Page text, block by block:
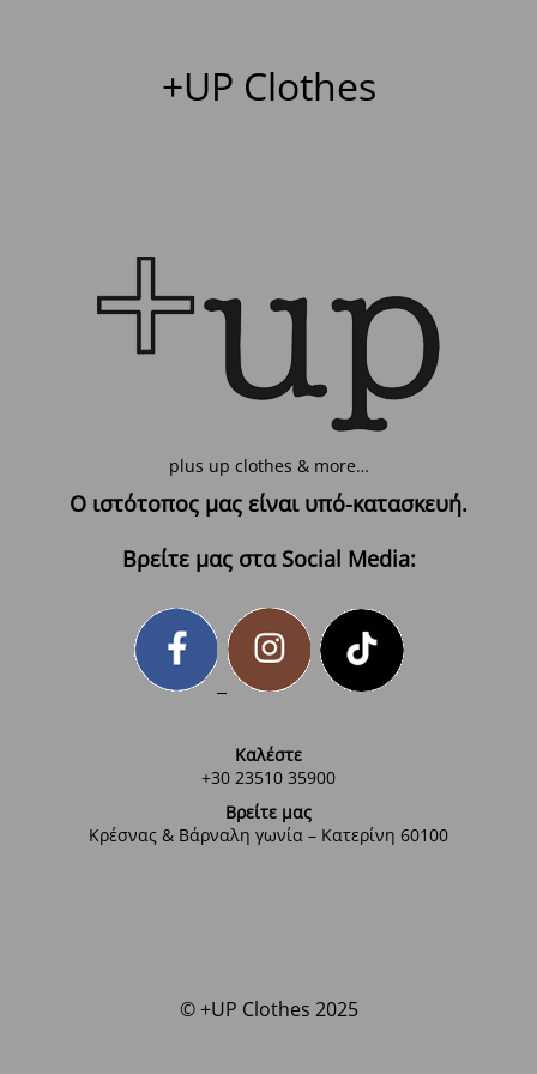
+UP Clothes
plus up clothes & more…
Ο ιστότοπος μας είναι υπό-κατασκευή.
Βρείτε μας στα Social Media:
Καλέστε
+30 23510 35900
Βρείτε μας
Κρέσνας & Βάρναλη γωνία – Κατερίνη 60100
© +UP Clothes 2025